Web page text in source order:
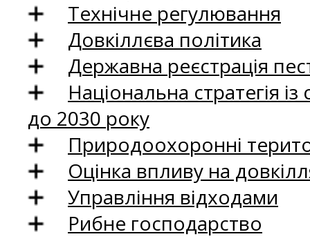
Технічне регулювання
Довкіллєва політика
Державна реєстрація
Національна стратегія
до 2030 року
Природоохоронні
Оцінка впливу на
Управління відходами
Рибне господарство